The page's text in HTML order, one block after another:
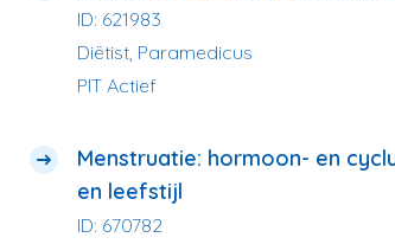
ID: 621983
Diëtist, Paramedicus
PIT Actief
Menstruatie: hormoon- en
en leefstijl
ID: 670782